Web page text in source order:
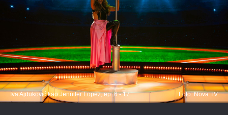
Iva Ajduković kao Jennifer Lopez, ep. 6 - 17 Foto: Nova TV